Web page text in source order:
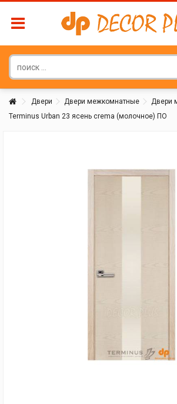
Двери Двери межкомнатные
Двери
Terminus Urban 23 ясень crema (молочное) ПО